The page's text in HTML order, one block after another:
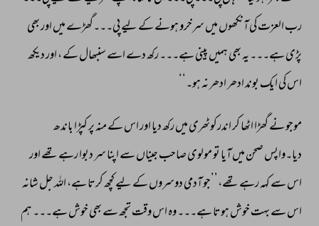
رب العزت کی آنکھوں میں سرخرو ہونے کے لیے پی۔۔۔گھڑے میں اور بھی
پڑی ہے۔۔۔ یہ بھی ہمیں پینی ہے۔۔۔ رکھ دے اسے سنبھال کے ، اور دیکھ
اس کی ایک بوند ادھر ادھر نہ ہو۔‘‘
موجو نے گھڑا اٹھا کر اندرکوٹھری میں رکھ دیا اور اس کے منہ پر کپڑا باندھ
دیا۔واپس صحن میں آیا تو مولوی صاحب جیناں سے اپنا سر دبوا رہے تھے اور
اس سے کہہ رہے تھے،’’جو آدمی دوسروں کے لیے کچھ کرتا ہے، اللہ جل شانہ
اس سے بہت خوش ہوتا ہے۔۔۔ وہ اس وقت تجھ سے بھی خوش ہے۔۔۔ ہم